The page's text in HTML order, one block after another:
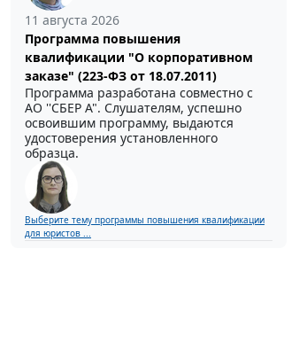
11 августа 2026
Программа повышения
квалификации "О корпоративном
заказе" (223-ФЗ от 18.07.2011)
Программа разработана совместно с
АО ''СБЕР А". Слушателям, успешно
освоившим программу, выдаются
удостоверения установленного
образца.
Выберите тему программы повышения квалификации
для юристов ...